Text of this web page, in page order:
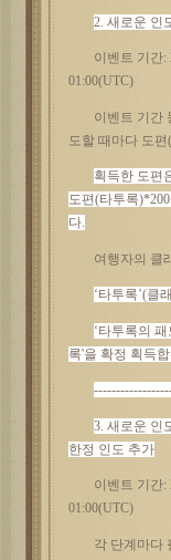
2. 새로운 인
이벤트 기간:
01:00(UTC)
이벤트 기간
도할 때마다 도
획득한 도편
도편(타투록
다.
여행자의 클
‘타투록’(
‘타투록의
록'을 확정 획득
3. 새로운 인
한정 인도 추가
이벤트 기간:
01:00(UTC)
각 단계마다